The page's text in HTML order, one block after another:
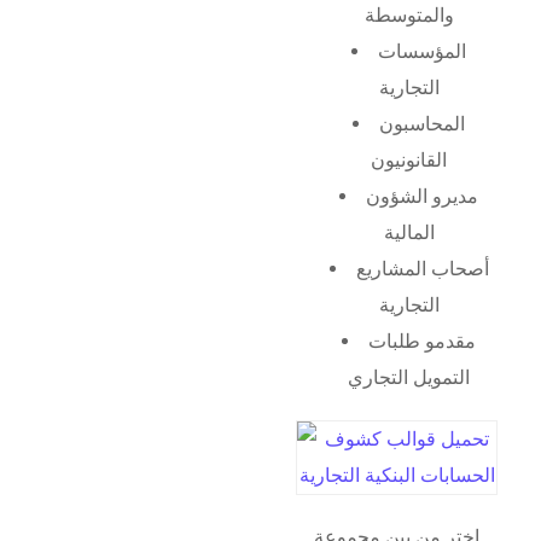
والمتوسطة
المؤسسات
التجارية
المحاسبون
القانونيون
مديرو الشؤون
المالية
أصحاب المشاريع
التجارية
مقدمو طلبات
التمويل التجاري